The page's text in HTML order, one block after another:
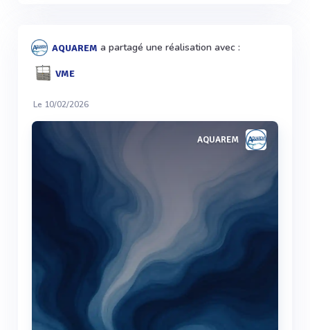
AQUAREM a partagé une réalisation avec :
VME
Le 10/02/2026
AQUAREM